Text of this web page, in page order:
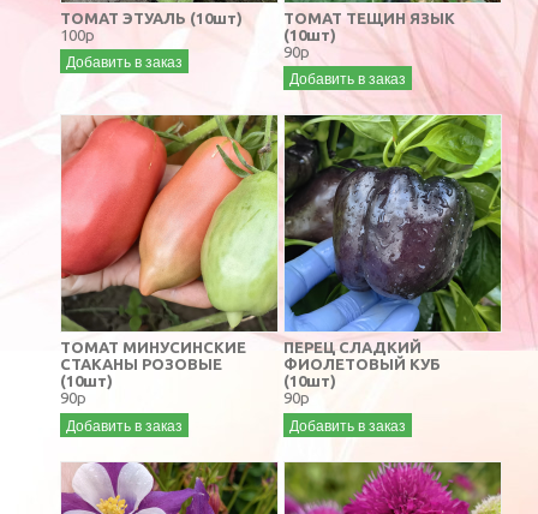
ТОМАТ ЭТУАЛЬ (10шт)
100р
Добавить в заказ
ТОМАТ ТЕЩИН ЯЗЫК
(10шт)
90р
Добавить в заказ
ТОМАТ МИНУСИНСКИЕ
СТАКАНЫ РОЗОВЫЕ
(10шт)
90р
Добавить в заказ
ПЕРЕЦ СЛАДКИЙ
ФИОЛЕТОВЫЙ КУБ
(10шт)
90р
Добавить в заказ